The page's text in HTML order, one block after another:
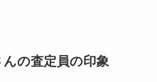
の査定員の印象